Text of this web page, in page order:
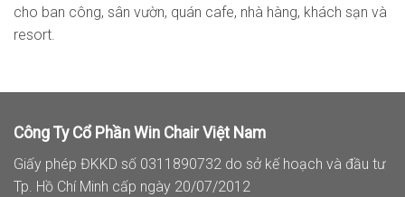
cho ban công, sân vườn, quán cafe, nhà hàng, khách sạn và
resort.
Công Ty Cổ Phần Win Chair Việt Nam
Giấy phép ĐKKD số 0311890732 do sở kế hoạch và đầu tư
Tp. Hồ Chí Minh cấp ngày 20/07/2012